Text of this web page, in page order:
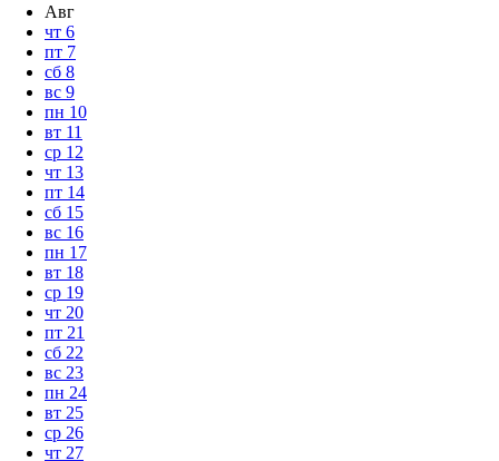
Авг
чт 6
пт 7
сб 8
вс 9
пн 10
вт 11
ср 12
чт 13
пт 14
сб 15
вс 16
пн 17
вт 18
ср 19
чт 20
пт 21
сб 22
вс 23
пн 24
вт 25
ср 26
чт 27